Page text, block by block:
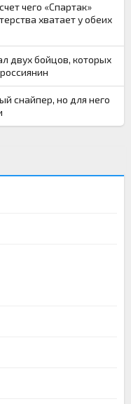
чего «Спартак»
хватает у обеих
двух бойцов, которых
снайпер, но для него